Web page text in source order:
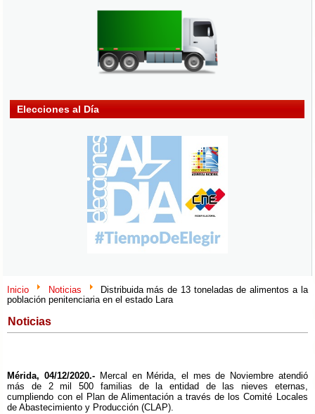
Elecciones al Día
Inicio Noticias
Distribuida más de 13 toneladas de alimentos a la
población penitenciaria en el estado Lara
Noticias
Mérida, 04/12/2020.- Mercal en Mérida, el mes de Noviembre atendió
más de 2 mil 500 familias de la entidad de las nieves eternas,
cumpliendo con el Plan de Alimentación a través de los Comité Locales
de Abastecimiento y Producción (CLAP).